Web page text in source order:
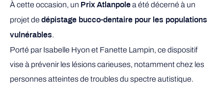
À cette occasion, un Prix Atlanpole a été décerné à un
projet de dépistage bucco-dentaire pour les populations
vulnérables.
Porté par Isabelle Hyon et Fanette Lampin, ce dispositif
vise à prévenir les lésions carieuses, notamment chez les
personnes atteintes de troubles du spectre autistique.